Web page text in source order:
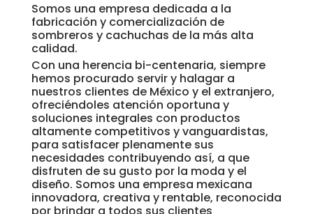
Somos una empresa dedicada a la
fabricación y comercialización de
sombreros y cachuchas de la más alta
calidad.
Con una herencia bi-centenaria, siempre
hemos procurado servir y halagar a
nuestros clientes de México y el extranjero,
ofreciéndoles atención oportuna y
soluciones integrales con productos
altamente competitivos y vanguardistas,
para satisfacer plenamente sus
necesidades contribuyendo así, a que
disfruten de su gusto por la moda y el
diseño. Somos una empresa mexicana
innovadora, creativa y rentable, reconocida